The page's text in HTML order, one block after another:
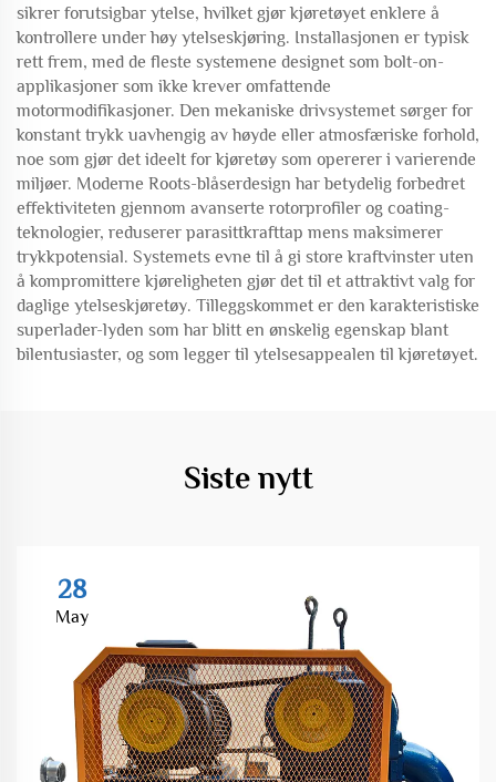
sikrer forutsigbar ytelse, hvilket gjør kjøretøyet enklere å
kontrollere under høy ytelseskjøring. Installasjonen er typisk
rett frem, med de fleste systemene designet som bolt-on-
applikasjoner som ikke krever omfattende
motormodifikasjoner. Den mekaniske drivsystemet sørger for
konstant trykk uavhengig av høyde eller atmosfæriske forhold,
noe som gjør det ideelt for kjøretøy som opererer i varierende
miljøer. Moderne Roots-blåserdesign har betydelig forbedret
effektiviteten gjennom avanserte rotorprofiler og coating-
teknologier, reduserer parasittkrafttap mens maksimerer
trykkpotensial. Systemets evne til å gi store kraftvinster uten
å kompromittere kjøreligheten gjør det til et attraktivt valg for
daglige ytelseskjøretøy. Tilleggskommet er den karakteristiske
superlader-lyden som har blitt en ønskelig egenskap blant
bilentusiaster, og som legger til ytelsesappealen til kjøretøyet.
Siste nytt
28
May